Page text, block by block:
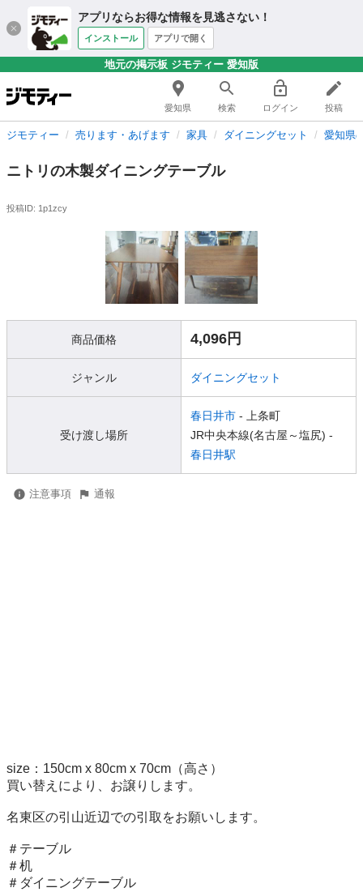
アプリならお得な情報を見逃さない！
インストール アプリで開く
地元の掲示板 ジモティー 愛知版
愛知県 検索 ログイン 投稿
ジモティー 売ります・あげます 家具 ダイニングセット 愛知県
ニトリの木製ダイニングテーブル
投稿ID: 1p1zcy
商品価格 4,096円
ジャンル ダイニングセット
受け渡し場所
春日井市 - 上条町
JR中央本線(名古屋～塩尻) -
春日井駅
注意事項 通報
size：150cm x 80cm x 70cm（高さ）
買い替えにより、お譲りします。
名東区の引山近辺での引取をお願いします。
＃テーブル
＃机
＃ダイニングテーブル